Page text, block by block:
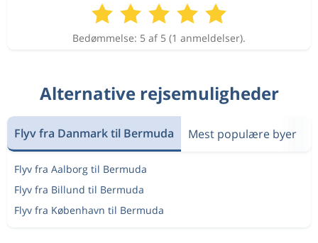
Bedømmelse: 5 af 5 (1 anmeldelser).
Alternative rejsemuligheder
Flyv fra Danmark til Bermuda Mest populære byer
Flyv fra Aalborg til Bermuda
Flyv fra Billund til Bermuda
Flyv fra København til Bermuda